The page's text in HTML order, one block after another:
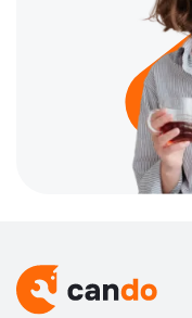
любая соринка будет
использования портов
(микро/мини) и USB-C,
изображения на
данных. Инженеры
ремонт: мы проводим
поврежденные
цепи питания после
аккумуляторов и
Преимущества
CanDo